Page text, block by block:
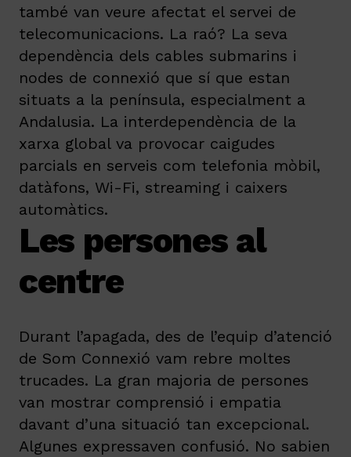
també van veure afectat el servei de
telecomunicacions. La raó? La seva
dependència dels cables submarins i
nodes de connexió que sí que estan
situats a la península, especialment a
Andalusia. La interdependència de la
xarxa global va provocar caigudes
parcials en serveis com telefonia mòbil,
datàfons, Wi-Fi, streaming i caixers
automàtics.
Les persones al
centre
Durant l’apagada, des de l’equip d’atenció
de Som Connexió vam rebre moltes
trucades. La gran majoria de persones
van mostrar comprensió i empatia
davant d’una situació tan excepcional.
Algunes expressaven confusió. No sabien